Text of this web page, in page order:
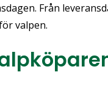
Från
valpen.